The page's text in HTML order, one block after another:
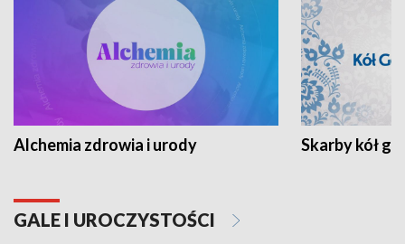
Alchemia zdrowia i urody Skarby kół
GALE I UROCZYSTOŚCI